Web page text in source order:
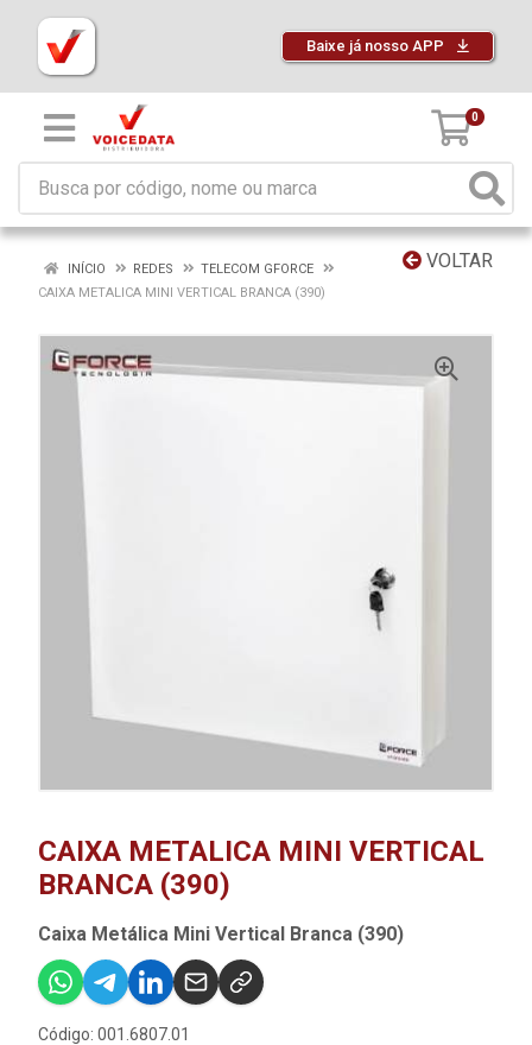
Baixe já nosso APP
0
VOLTAR
INÍCIO REDES
TELECOM GFORCE
CAIXA METALICA MINI VERTICAL BRANCA (390)
CAIXA METALICA MINI VERTICAL
BRANCA (390)
Caixa Metálica Mini Vertical Branca (390)
Código: 001.6807.01